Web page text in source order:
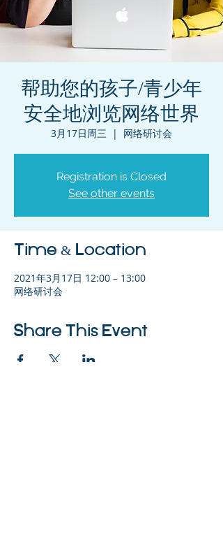
帮助您的孩子/青少年
安全地浏览网络世界
3月17日周三
  |
网络研讨会
Registration is Closed
See other events
Time & Location
2021年3月17日 12:00 – 13:00
网络研讨会
Share This Event